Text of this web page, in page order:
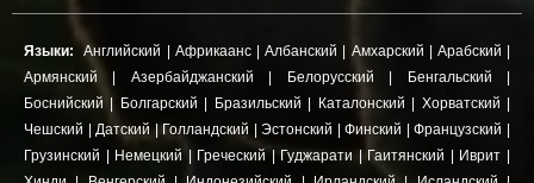
Языки: Английский Африкаанс|Албанский Амхарский Арабский
Армянский
Азербайджанский Белорусский Бенгальский
Боснийский
Болгарский Бразильский Каталонский Хорватский
Чешский |Датский Голландский |Эстонский |Финский |Французский
Грузинский
Немецкий Греческий Гуджарати Гаитянский Иврит